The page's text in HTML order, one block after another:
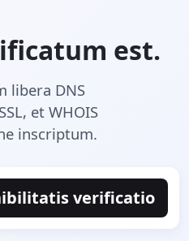
est.
libera DNS
et WHOIS
inscriptum.
verificatio